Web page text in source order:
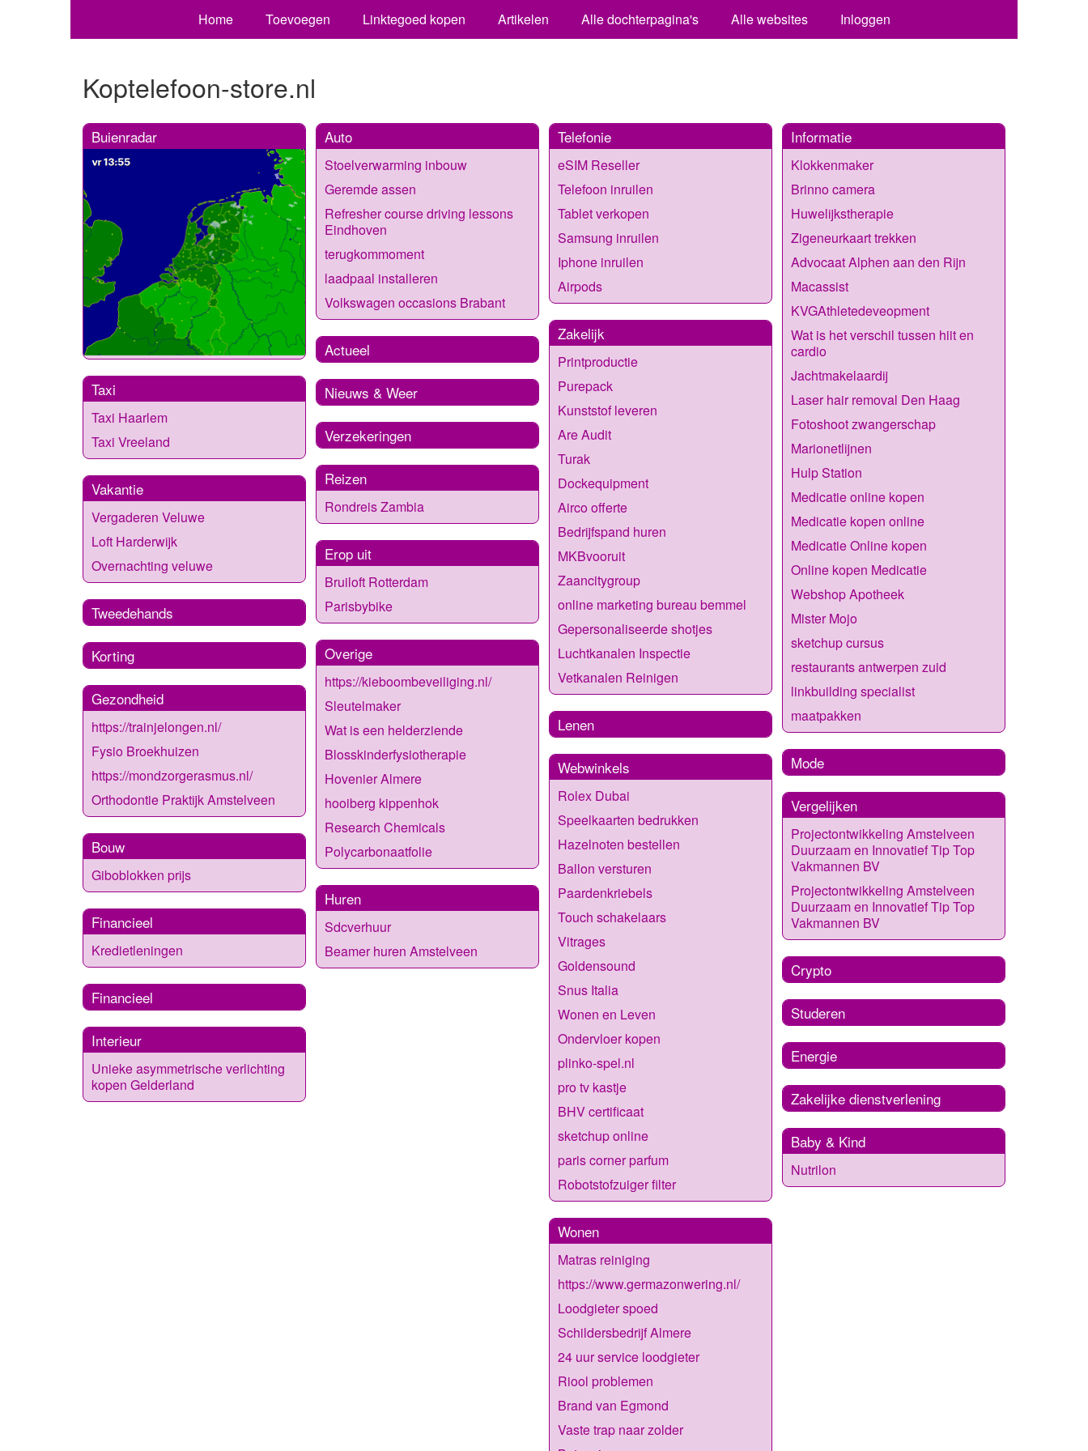
Home Toevoegen Linktegoed kopen Artikelen Alle dochterpagina's Alle websites Inloggen
Koptelefoon-store.nl
Buienradar
Taxi
Taxi Haarlem
Taxi Vreeland
Vakantie
Vergaderen Veluwe
Loft Harderwijk
Overnachting veluwe
Tweedehands
Korting
Gezondheid
https://trainjelongen.nl/
Fysio Broekhuizen
https://mondzorgerasmus.nl/
Orthodontie Praktijk Amstelveen
Bouw
Giboblokken prijs
Financieel
Kredietleningen
Financieel
Interieur
Unieke asymmetrische verlichting
kopen Gelderland
Auto
Stoelverwarming inbouw
Geremde assen
Refresher course driving lessons
Eindhoven
terugkommoment
laadpaal installeren
Volkswagen occasions Brabant
Actueel
Nieuws & Weer
Verzekeringen
Reizen
Rondreis Zambia
Erop uit
Bruiloft Rotterdam
Parisbybike
Overige
https://kieboombeveiliging.nl/
Sleutelmaker
Wat is een helderziende
Blosskinderfysiotherapie
Hovenier Almere
hooiberg kippenhok
Research Chemicals
Polycarbonaatfolie
Huren
Sdcverhuur
Beamer huren Amstelveen
Telefonie
eSIM Reseller
Telefoon inruilen
Tablet verkopen
Samsung inruilen
Iphone inruilen
Airpods
Zakelijk
Printproductie
Purepack
Kunststof leveren
Are Audit
Turak
Dockequipment
Airco offerte
Bedrijfspand huren
MKBvooruit
Zaancitygroup
online marketing bureau bemmel
Gepersonaliseerde shotjes
Luchtkanalen Inspectie
Vetkanalen Reinigen
Lenen
Webwinkels
Rolex Dubai
Speelkaarten bedrukken
Hazelnoten bestellen
Ballon versturen
Paardenkriebels
Touch schakelaars
Vitrages
Goldensound
Snus Italia
Wonen en Leven
Ondervloer kopen
plinko-spel.nl
pro tv kastje
BHV certificaat
sketchup online
paris corner parfum
Robotstofzuiger filter
Wonen
Matras reiniging
https://www.germazonwering.nl/
Loodgieter spoed
Schildersbedrijf Almere
24 uur service loodgieter
Riool problemen
Brand van Egmond
Vaste trap naar zolder
Informatie
Klokkenmaker
Brinno camera
Huwelijkstherapie
Zigeneurkaart trekken
Advocaat Alphen aan den Rijn
Macassist
KVGAthletedeveopment
Wat is het verschil tussen hiit en
cardio
Jachtmakelaardij
Laser hair removal Den Haag
Fotoshoot zwangerschap
Marionetlijnen
Hulp Station
Medicatie online kopen
Medicatie kopen online
Medicatie Online kopen
Online kopen Medicatie
Webshop Apotheek
Mister Mojo
sketchup cursus
restaurants antwerpen zuid
linkbuilding specialist
maatpakken
Mode
Vergelijken
Projectontwikkeling Amstelveen
Duurzaam en Innovatief Tip Top
Vakmannen BV
Projectontwikkeling Amstelveen
Duurzaam en Innovatief Tip Top
Vakmannen BV
Crypto
Studeren
Energie
Zakelijke dienstverlening
Baby & Kind
Nutrilon